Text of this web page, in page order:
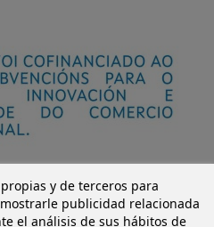
y de terceros para
publicidad relacionada
el análisis de sus hábitos de